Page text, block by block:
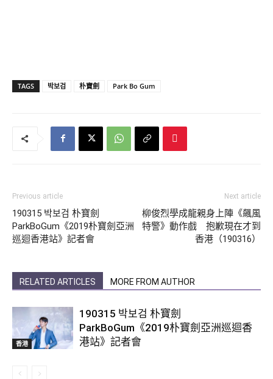
TAGS 박보검 朴寶劍 Park Bo Gum
Previous article
190315 박보검 朴寶劍
ParkBoGum《2019朴寶劍亞洲
巡迴香港站》記者會
Next article
柳俊烈學成龍親身上陣《飆風
特警》動作戲 抱歉現在才到
香港（190316）
RELATED ARTICLES MORE FROM AUTHOR
香港
190315 박보검 朴寶劍
ParkBoGum《2019朴寶劍亞洲巡迴香
港站》記者會